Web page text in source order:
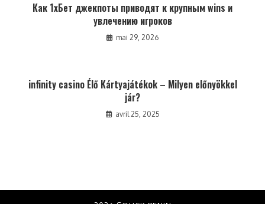
Как 1хБет джекпоты приводят к крупным wins и
увлечению игроков
mai 29, 2026
infinity casino Élő Kártyajátékok – Milyen előnyökkel
jár?
avril 25, 2025